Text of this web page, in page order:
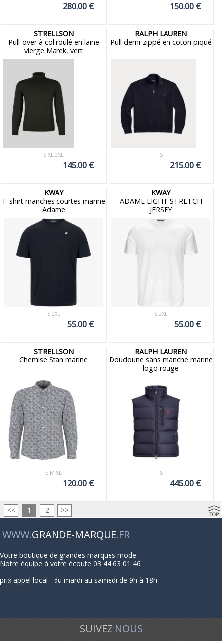
280.00 € 150.00 €
STRELLSON
Pull-over à col roulé en laine
vierge Marek, vert
S XL 2XL
145.00 €
RALPH LAUREN
Pull demi-zippé en coton piqué
S
215.00 €
KWAY
T-shirt manches courtes marine
Adame
S 2XL
55.00 €
KWAY
ADAME LIGHT STRETCH
JERSEY
S 2XL
55.00 €
STRELLSON
Chemise Stan marine
S M XL
120.00 €
RALPH LAUREN
Doudoune sans manche marine
logo rouge
S
445.00 €
<< 1 2 >>
WWW.GRANDE-MARQUE.FR
Votre boutique de grandes marques mode
Notre équipe à votre écoute 03 44 63 01 46
prix appel local - du mardi au samedi de 9h à 18h
SUIVEZ NOUS